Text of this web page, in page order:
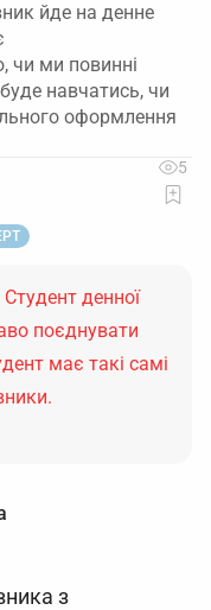
йде на денне
чи ми повинні
навчатись, чи
оформлення
5
денної
поєднувати
має такі самі
з